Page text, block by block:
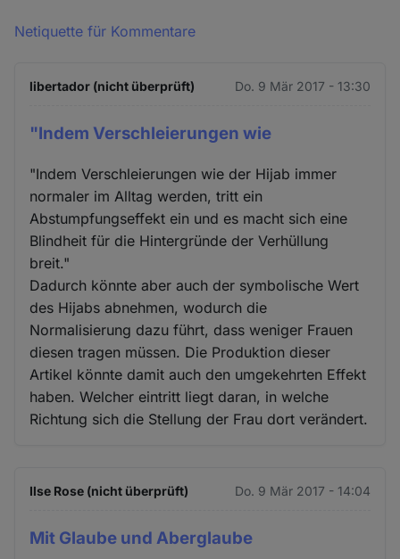
Netiquette für Kommentare
libertador (nicht überprüft) Do. 9 Mär 2017 - 13:30
"Indem Verschleierungen wie
"Indem Verschleierungen wie der Hijab immer
normaler im Alltag werden, tritt ein
Abstumpfungseffekt ein und es macht sich eine
Blindheit für die Hintergründe der Verhüllung
breit."
Dadurch könnte aber auch der symbolische Wert
des Hijabs abnehmen, wodurch die
Normalisierung dazu führt, dass weniger Frauen
diesen tragen müssen. Die Produktion dieser
Artikel könnte damit auch den umgekehrten Effekt
haben. Welcher eintritt liegt daran, in welche
Richtung sich die Stellung der Frau dort verändert.
Ilse Rose (nicht überprüft) Do. 9 Mär 2017 - 14:04
Mit Glaube und Aberglaube